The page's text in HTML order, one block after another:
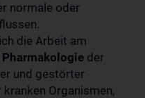
normale oder
die Arbeit am
Pharmakologie der
und gestörter
Organismen,